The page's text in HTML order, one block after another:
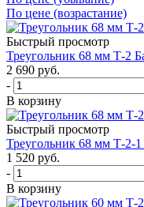
По цене (возрастание)
Быстрый просмотр
Треугольник 68 мм Т-2
2 690 руб.
-
В корзину
Быстрый просмотр
Треугольник 68 мм Т-2-1
1 520 руб.
-
В корзину